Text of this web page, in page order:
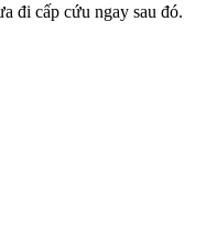
đi cấp cứu ngay sau đó.